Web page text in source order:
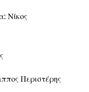
Νίκος
Περιστέρης